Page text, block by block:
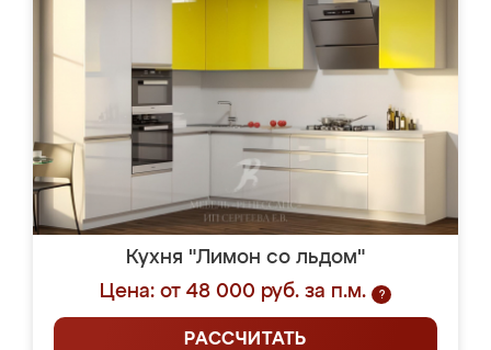
Кухня "Лимон со льдом"
Цена: от 48 000 руб. за п.м.
?
РАССЧИТАТЬ